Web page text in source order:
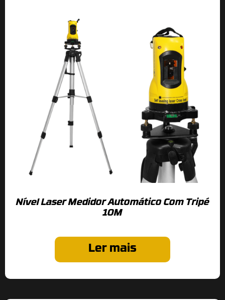
Nível Laser Medidor Automático Com Tripé
10M
Ler mais